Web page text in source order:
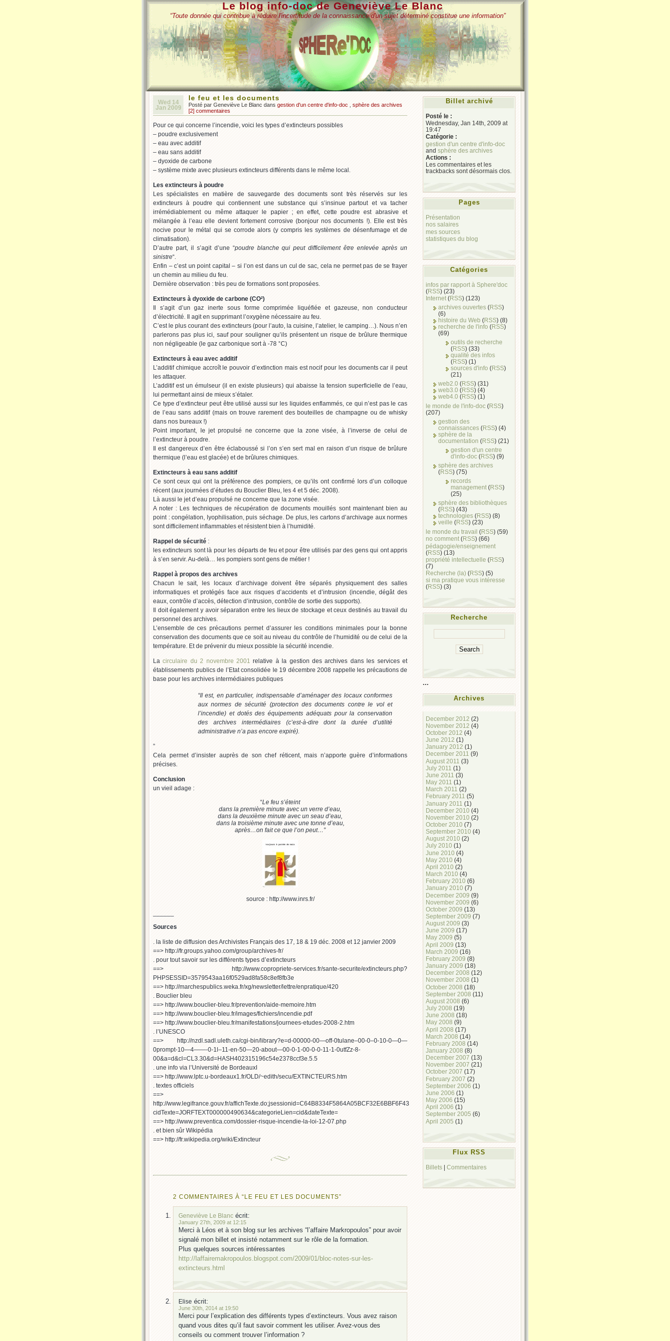
Le blog info-doc de Geneviève Le Blanc
“Toute donnée qui contribue à réduire l'incertitude de la connaissance d'un sujet déterminé constitue une information”
Wed 14
Jan 2009
le feu et les documents
Posté par Geneviève Le Blanc dans gestion d'un centre d'info-doc
sphère des archives
[2] commentaires
Pour ce qui concerne l’incendie, voici les types d’extincteurs possibles
– poudre exclusivement
– eau avec additif
– eau sans additif
– dyoxide de carbone
– système mixte avec plusieurs extincteurs différents dans le même local.
Les extincteurs à poudre
Les spécialistes en matière de sauvegarde des documents sont très réservés sur les
extincteurs à poudre qui contiennent une substance qui s’insinue partout et va tacher
irrémédiablement ou même attaquer le papier ; en effet, cette poudre est abrasive et
mélangée à l’eau elle devient fortement corrosive (bonjour nos documents !). Elle est très
nocive pour le métal qui se corrode alors (y compris les systèmes de désenfumage et de
climatisation).
D’autre part, il s’agit d’une “poudre blanche qui peut difficilement être enlevée après un
sinistre“.
Enfin – c’est un point capital – si l’on est dans un cul de sac, cela ne permet pas de se frayer
un chemin au milieu du feu.
Dernière observation : très peu de formations sont proposées.
Extincteurs à dyoxide de carbone (CO²)
Il s’agit d’un gaz inerte sous forme comprimée liquéfiée et gazeuse, non conducteur
d’électricité. Il agit en supprimant l’oxygène nécessaire au feu.
C’est le plus courant des extincteurs (pour l’auto, la cuisine, l’atelier, le camping…). Nous n’en
parlerons pas plus ici, sauf pour souligner qu’ils présentent un risque de brûlure thermique
non négligeable (le gaz carbonique sort à -78 °C)
Extincteurs à eau avec additif
L’additif chimique accroît le pouvoir d’extinction mais est nocif pour les documents car il peut
les attaquer.
L’additif est un émulseur (il en existe plusieurs) qui abaisse la tension superficielle de l’eau,
lui permettant ainsi de mieux s’étaler.
Ce type d’extincteur peut être utilisé aussi sur les liquides enflammés, ce qui n’est pas le cas
de l’eau sans additif (mais on trouve rarement des bouteilles de champagne ou de whisky
dans nos bureaux !)
Point important, le jet propulsé ne concerne que la zone visée, à l’inverse de celui de
l’extincteur à poudre.
Il est dangereux d’en être éclaboussé si l’on s’en sert mal en raison d’un risque de brûlure
thermique (l’eau est glacée) et de brûlures chimiques.
Extincteurs à eau sans additif
Ce sont ceux qui ont la préférence des pompiers, ce qu’ils ont confirmé lors d’un colloque
récent (aux journées d’études du Bouclier Bleu, les 4 et 5 déc. 2008).
Là aussi le jet d’eau propulsé ne concerne que la zone visée.
A noter : Les techniques de récupération de documents mouillés sont maintenant bien au
point : congélation, lyophilisation, puis séchage. De plus, les cartons d’archivage aux normes
sont difficilement inflammables et résistent bien à l’humidité.
Rappel de sécurité :
les extincteurs sont là pour les départs de feu et pour être utilisés par des gens qui ont appris
à s’en servir. Au-delà… les pompiers sont gens de métier !
Rappel à propos des archives
Chacun le sait, les locaux d’archivage doivent être séparés physiquement des salles
informatiques et protégés face aux risques d’accidents et d’intrusion (incendie, dégât des
eaux, contrôle d’accès, détection d’intrusion, contrôle de sortie des supports).
Il doit également y avoir séparation entre les lieux de stockage et ceux destinés au travail du
personnel des archives.
L’ensemble de ces précautions permet d’assurer les conditions minimales pour la bonne
conservation des documents que ce soit au niveau du contrôle de l’humidité ou de celui de la
température. Et de prévenir du mieux possible la sécurité incendie.
Lacirculaire du 2 novembre 2001 relative à la gestion des archives dans les services et
établissements publics de l’Etat consolidée le 19 décembre 2008 rappelle les précautions de
base pour les archives intermédiaires publiques
“Il est, en particulier, indispensable d’aménager des locaux conformes
aux normes de sécurité (protection des documents contre le vol et
l’incendie) et dotés des équipements adéquats pour la conservation
des archives intermédiaires (c’est-à-dire dont la durée d’utilité
administrative n’a pas encore expiré).
”
Cela permet d’insister auprès de son chef réticent, mais n’apporte guère d’informations
précises.
Conclusion
un vieil adage :
“Le feu s’éteint
dans la première minute avec un verre d’eau,
dans la deuxième minute avec un seau d’eau,
dans la troisième minute avec une tonne d’eau,
après…on fait ce que l’on peut…”
source : http://www.inrs.fr/
Sources
. la liste de diffusion des Archivistes Français des 17, 18 & 19 déc. 2008 et 12 janvier 2009
==> http://fr.groups.yahoo.com/group/archives-fr/
. pour tout savoir sur les différents types d’extincteurs
==> http://www.copropriete-services.fr/sante-securite/extincteurs.php?
PHPSESSID=3579543aa16f0529ad8fa58c8ef8fb3e
==> http://marchespublics.weka.fr/xg/newsletter/lettre/enpratique/420
. Bouclier bleu
==> http://www.bouclier-bleu.fr/prevention/aide-memoire.htm
==> http://www.bouclier-bleu.fr/images/fichiers/incendie.pdf
==> http://www.bouclier-bleu.fr/manifestations/journees-etudes-2008-2.htm
. l’UNESCO
==> http://nzdl.sadl.uleth.ca/cgi-bin/library?e=d-00000-00—off-0tulane–00-0–0-10-0—0—
0prompt-10—4——-0-1l–11-en-50—20-about—00-0-1-00-0-0-11-1-0utfZz-8-
00&a=d&cl=CL3.30&d=HASH402315196c54e2378ccf3e.5.5
. une info via l’Université de BordeauxI
==> http://www.lptc.u-bordeaux1.fr/OLD/~edith/secu/EXTINCTEURS.htm
. textes officiels
==>
http://www.legifrance.gouv.fr/affichTexte.do;jsessionid=C64B8334F5864A05BCF32E6BBF6F4312.tpdjo11v_2?
cidTexte=JORFTEXT000000490634&categorieLien=cid&dateTexte=
==> http://www.preventica.com/dossier-risque-incendie-la-loi-12-07.php
. et bien sûr Wikipédia
==> http://fr.wikipedia.org/wiki/Extincteur
2 COMMENTAIRES À “LE FEU ET LES DOCUMENTS”
Geneviève Le Blanc écrit:
January 27th, 2009 at 12:15
Merci à Léos et à son blog sur les archives “l’affaire Markropoulos” pour avoir
signalé mon billet et insisté notamment sur le rôle de la formation.
Plus quelques sources intéressantes
http://laffairemakropoulos.blogspot.com/2009/01/bloc-notes-sur-les-
extincteurs.html
Elise écrit:
June 30th, 2014 at 19:50
Merci pour l’explication des différents types d’extincteurs. Vous avez raison
quand vous dites qu’il faut savoir comment les utiliser. Avez-vous des
conseils ou comment trouver l’information ?
Billet archivé
Posté le :
Wednesday, Jan 14th, 2009 at
19:47
Catégorie :
gestion d'un centre d'info-doc
and sphère des archives
Actions :
Les commentaires et les
trackbacks sont désormais clos.
Pages
Présentation
nos salaires
mes sources
statistiques du blog
Catégories
infos par rapport à Sphere'doc
(RSS) (23)
Internet (RSS) (123)
archives ouvertes (RSS)
(6)
histoire du Web (RSS) (8)
recherche de l'info (RSS)
(69)
outils de recherche
(RSS) (33)
qualité des infos
(RSS) (1)
sources d'info (RSS)
(21)
web2.0 (RSS) (31)
web3.0 (RSS) (4)
web4.0 (RSS) (1)
le monde de l'info-doc (RSS)
(207)
gestion des
connaissances (RSS) (4)
sphère de la
documentation (RSS) (21)
gestion d'un centre
d'info-doc (RSS) (9)
sphère des archives
(RSS) (75)
records
management (RSS)
(25)
sphère des bibliothèques
(RSS) (43)
technologies (RSS) (8)
veille (RSS) (23)
le monde du travail (RSS) (59)
no comment (RSS) (66)
pédagogie/enseignement
(RSS) (13)
propriété intellectuelle (RSS)
(7)
Recherche (la) (RSS) (5)
si ma pratique vous intéresse
(RSS) (3)
Recherche
...
Archives
December 2012 (2)
November 2012 (4)
October 2012 (4)
June 2012 (1)
January 2012 (1)
December 2011 (9)
August 2011 (3)
July 2011 (1)
June 2011 (3)
May 2011 (1)
March 2011 (2)
February 2011 (5)
January 2011 (1)
December 2010 (4)
November 2010 (2)
October 2010 (7)
September 2010 (4)
August 2010 (2)
July 2010 (1)
June 2010 (4)
May 2010 (4)
April 2010 (2)
March 2010 (4)
February 2010 (6)
January 2010 (7)
December 2009 (9)
November 2009 (6)
October 2009 (13)
September 2009 (7)
August 2009 (3)
June 2009 (17)
May 2009 (5)
April 2009 (13)
March 2009 (16)
February 2009 (8)
January 2009 (18)
December 2008 (12)
November 2008 (1)
October 2008 (18)
September 2008 (11)
August 2008 (6)
July 2008 (19)
June 2008 (18)
May 2008 (9)
April 2008 (17)
March 2008 (14)
February 2008 (14)
January 2008 (8)
December 2007 (13)
November 2007 (21)
October 2007 (17)
February 2007 (2)
September 2006 (1)
June 2006 (1)
May 2006 (15)
April 2006 (1)
September 2005 (6)
April 2005 (1)
Flux RSS
Billets | Commentaires